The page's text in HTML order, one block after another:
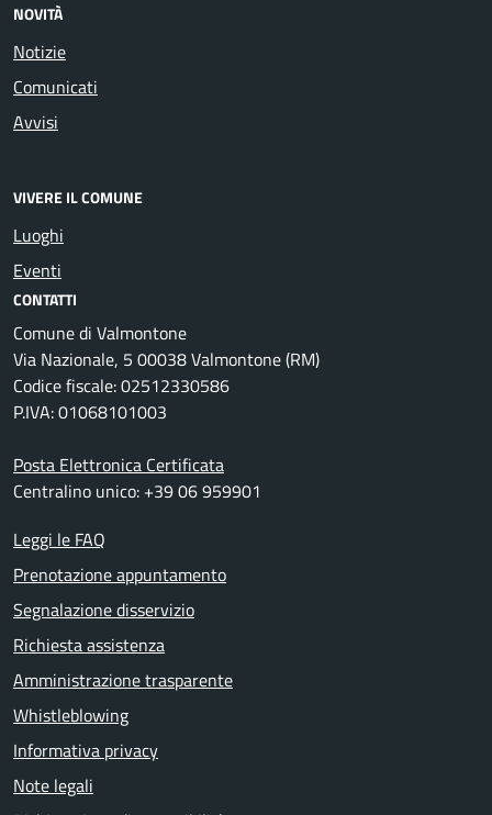
NOVITÀ
Notizie
Comunicati
Avvisi
VIVERE IL COMUNE
Luoghi
Eventi
CONTATTI
Comune di Valmontone
Via Nazionale, 5 00038 Valmontone (RM)
Codice fiscale: 02512330586
P.IVA: 01068101003
Posta Elettronica Certificata
Centralino unico: +39 06 959901
Leggi le FAQ
Prenotazione appuntamento
Segnalazione disservizio
Richiesta assistenza
Amministrazione trasparente
Whistleblowing
Informativa privacy
Note legali